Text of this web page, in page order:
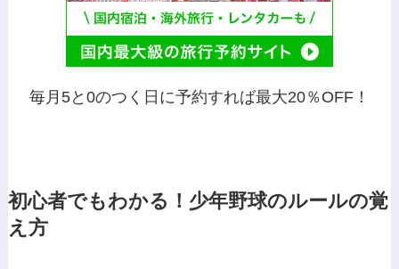
毎月5と0のつく日に予約すれば最大20％OFF！
初心者でもわかる！少年野球のルールの覚
え方